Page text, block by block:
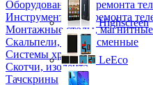
Оборудование для ремонта
Инструменты для ремонта
Монтажные столы,
Скальпели, лезвия сменные
Системы хранения
Скотчи, изолента
Тачскрины
Highscreen
LeEco